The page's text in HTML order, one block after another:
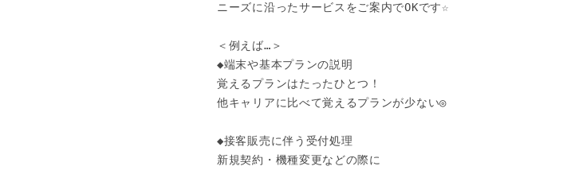
ニーズに沿ったサービスをご案内でOKです☆
＜例えば…＞
◆端末や基本プランの説明
覚えるプランはたったひとつ！
他キャリアに比べて覚えるプランが少ない◎
◆接客販売に伴う受付処理
新規契約・機種変更などの際に